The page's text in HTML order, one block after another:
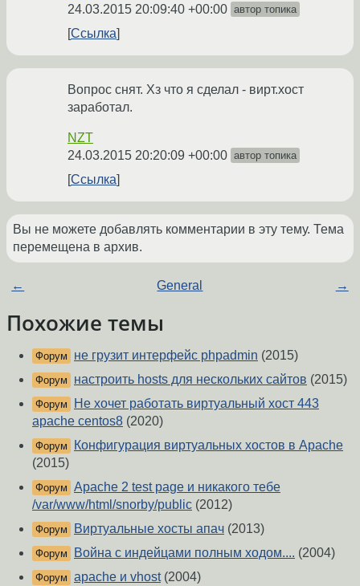
24.03.2015 20:09:40 +00:00 автор топика
Ссылка
Вопрос снят. Хз что я сделал - вирт.хост
заработал.
NZT
24.03.2015 20:20:09 +00:00 автор топика
Ссылка
Вы не можете добавлять комментарии в эту тему. Тема
перемещена в архив.
← General →
Похожие темы
Форум не грузит интерфейс phpadmin (2015)
Форум настроить hosts для нескольких сайтов (2015)
Форум
Не хочет работать виртуальный хост 443
apache centos8 (2020)
Форум
Конфигурация виртуальных хостов в Apache
(2015)
Форум Apache 2 test page и никакого тебе
/var/www/html/snorby/public (2012)
Форум Виртуальные хосты апач (2013)
Форум Война с индейцами полным ходом.... (2004)
Форум apache и vhost(2004)